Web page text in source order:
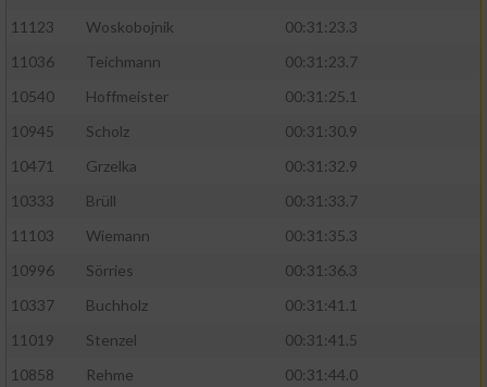
11123
Woskobojnik
00:31:23.3
11036
Teichmann
00:31:23.7
10540
Hoffmeister
00:31:25.1
10945
Scholz
00:31:30.9
10471
Grzelka
00:31:32.9
10333
Brüll
00:31:33.7
11103
Wiemann
00:31:35.3
10996
Sörries
00:31:36.3
10337
Buchholz
00:31:41.1
11019
Stenzel
00:31:41.5
10858
Rehme
00:31:44.0